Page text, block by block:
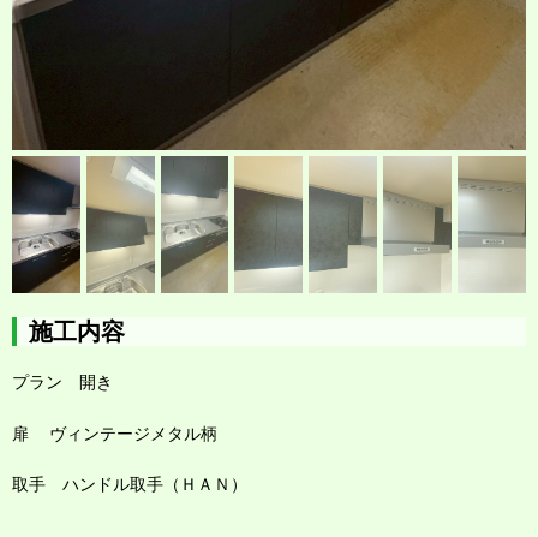
施工内容
プラン 開き
扉 ヴィンテージメタル柄
取手 ハンドル取手（ＨＡＮ）